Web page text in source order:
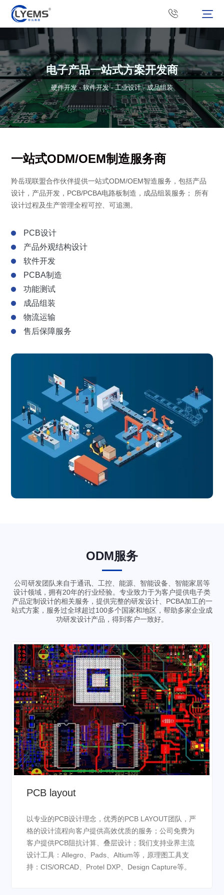
电子产品一站式方案开发商
硬件开发 - 软件开发 - 工业设计 - 成品组装
一站式ODM/OEM制造服务商
羚岳现联盟合作伙伴提供一站式ODM/OEM智造服务，包括产品
设计，产品开发，PCB/PCBA电路板制造，成品组装服务； 所有
设计过程及生产管理全程可控、可追溯。
PCB设计
产品外观结构设计
软件开发
PCBA制造
功能测试
成品组装
物流运输
售后保障服务
ODM服务
公司研发团队来自于通讯、工控、能源、智能设备、智能家居等
设计领域，拥有20年的行业经验。专业致力于为客户提供电子类
产品定制设计的相关服务，提供完整的研发设计、PCBA加工的一
站式方案，服务过全球超过100多个国家和地区，帮助多家企业成
功研发设计产品，得到客户一致好。
PCB layout
以专业的PCB设计理念，优秀的PCB LAYOUT团队，严
格的设计流程向客户提供高效优质的服务；公司免费为
客户提供PCB阻抗计算、叠层设计；我们支持业界主流
设计工具：Allegro、Pads、Altium等，原理图工具支
持：CIS/ORCAD、Protel DXP、Design Capture等。